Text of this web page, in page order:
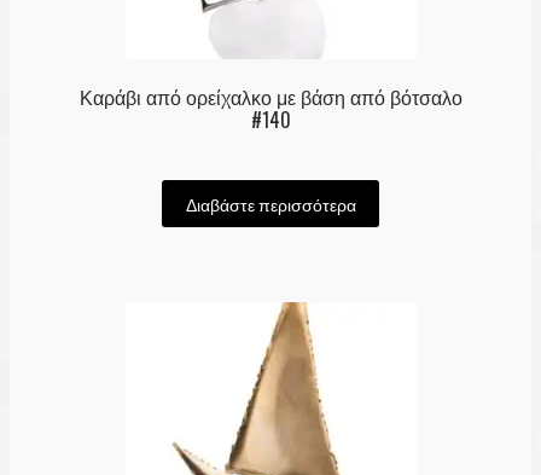
Καράβι από ορείχαλκο με βάση από βότσαλο
#140
Διαβάστε περισσότερα